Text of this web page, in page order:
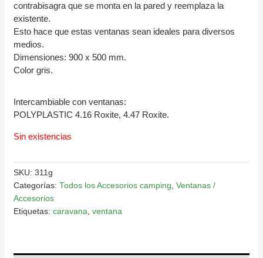
contrabisagra que se monta en la pared y reemplaza la
existente.
Esto hace que estas ventanas sean ideales para diversos
medios.
Dimensiones: 900 x 500 mm.
Color gris.
Intercambiable con ventanas:
POLYPLASTIC 4.16 Roxite, 4.47 Roxite.
Sin existencias
SKU:311g
Categorías:Todos los Accesorios camping,Ventanas /
Accesorios
Etiquetas:caravana,ventana